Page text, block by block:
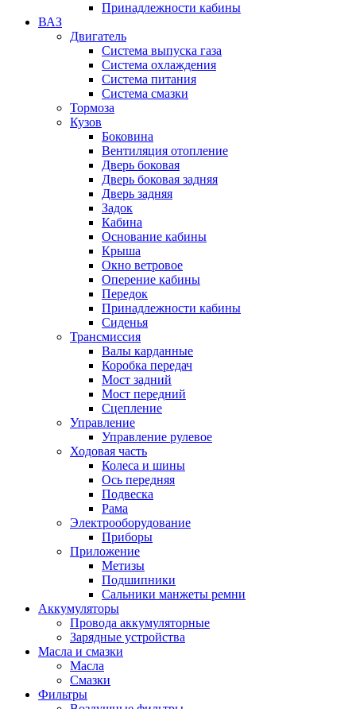
Принадлежности кабины
ВАЗ
Двигатель
Система выпуска газа
Система охлаждения
Система питания
Система смазки
Тормоза
Кузов
Боковина
Вентиляция отопление
Дверь боковая
Дверь боковая задняя
Дверь задняя
Задок
Кабина
Основание кабины
Крыша
Окно ветровое
Оперение кабины
Передок
Принадлежности кабины
Сиденья
Трансмиссия
Валы карданные
Коробка передач
Мост задний
Мост передний
Сцепление
Управление
Управление рулевое
Ходовая часть
Колеса и шины
Ось передняя
Подвеска
Рама
Электрооборудование
Приборы
Приложение
Метизы
Подшипники
Сальники манжеты ремни
Аккумуляторы
Провода аккумуляторные
Зарядные устройства
Масла и смазки
Масла
Смазки
Фильтры